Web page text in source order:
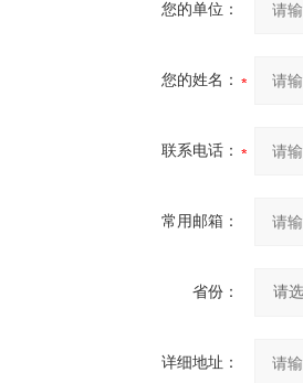
您的单位：
您的姓名：
联系电话：
常用邮箱：
省份：
详细地址：